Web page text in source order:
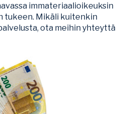
immateriaalioikeuksin
tukeen. Mikäli kuitenkin
ota meihin yhteyttä